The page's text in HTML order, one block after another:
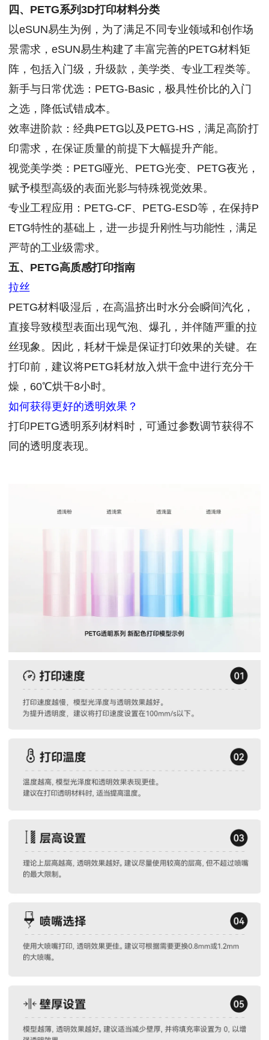
四、PETG系列3D打印材料分类
以eSUN易生为例，为了满足不同专业领域和创作场
景需求，eSUN易生构建了丰富完善的PETG材料矩
阵，包括入门级，升级款，美学类、专业工程类等。
新手与日常优选：PETG-Basic，极具性价比的入门
之选，降低试错成本。
效率进阶款：经典PETG以及PETG-HS，满足高阶打
印需求，在保证质量的前提下大幅提升产能。
视觉美学类：PETG哑光、PETG光变、PETG夜光，
赋予模型高级的表面光影与特殊视觉效果。
专业工程应用：PETG-CF、PETG-ESD等，在保持P
ETG特性的基础上，进一步提升刚性与功能性，满足
严苛的工业级需求。
五、PETG高质感打印指南
拉丝
PETG材料吸湿后，在高温挤出时水分会瞬间汽化，
直接导致模型表面出现气泡、爆孔，并伴随严重的拉
丝现象。因此，耗材干燥是保证打印效果的关键。在
打印前，建议将PETG耗材放入烘干盒中进行充分干
燥，60℃烘干8小时。
如何获得更好的透明效果？
打印PETG透明系列材料时，可通过参数调节获得不
同的透明度表现。